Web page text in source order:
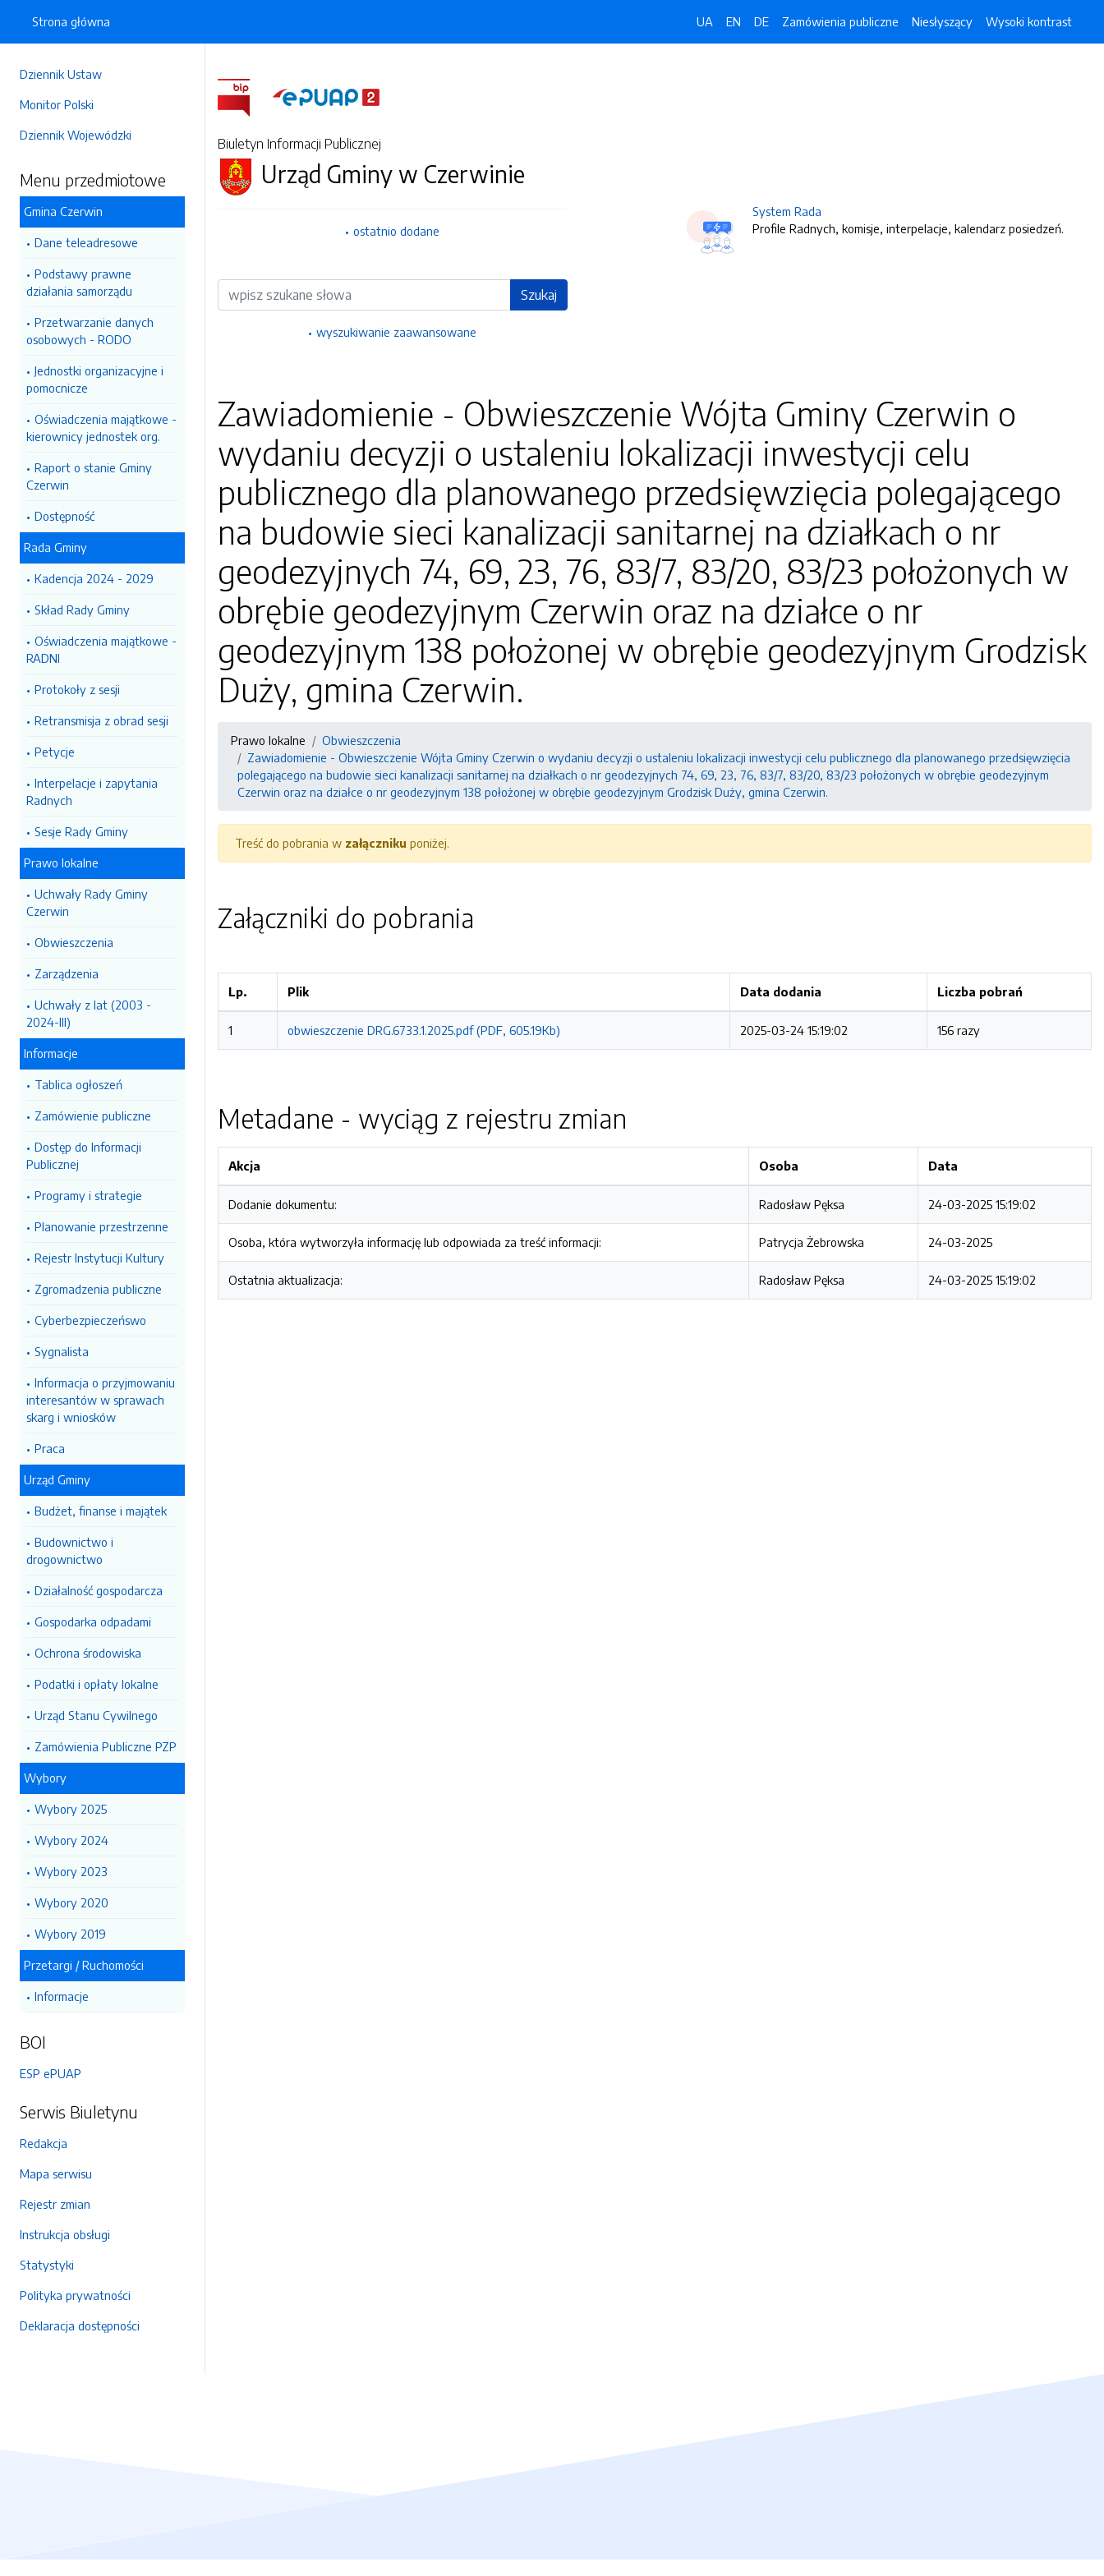
Dziennik Ustaw
Monitor Polski
Dziennik Wojewódzki
Menu przedmiotowe
Gmina Czerwin
Dane teleadresowe
Podstawy prawne
działania samorządu
Przetwarzanie danych
osobowych - RODO
Jednostki organizacyjne i
pomocnicze
Oświadczenia majątkowe -
kierownicy jednostek org.
Raport o stanie Gminy
Czerwin
Dostępność
Rada Gminy
Kadencja 2024 - 2029
Skład Rady Gminy
Oświadczenia majątkowe -
RADNI
Protokoły z sesji
Retransmisja z obrad sesji
Petycje
Interpelacje i zapytania
Radnych
Sesje Rady Gminy
Prawo lokalne
Uchwały Rady Gminy
Czerwin
Obwieszczenia
Zarządzenia
Uchwały z lat (2003 -
2024-III)
Informacje
Tablica ogłoszeń
Zamówienie publiczne
Dostęp do Informacji
Publicznej
Programy i strategie
Planowanie przestrzenne
Rejestr Instytucji Kultury
Zgromadzenia publiczne
Cyberbezpieczeńswo
Sygnalista
Informacja o przyjmowaniu
interesantów w sprawach
skarg i wniosków
Praca
Urząd Gminy
Budżet, finanse i majątek
Budownictwo i
drogownictwo
Działalność gospodarcza
Gospodarka odpadami
Ochrona środowiska
Podatki i opłaty lokalne
Urząd Stanu Cywilnego
Zamówienia Publiczne PZP
Wybory
Wybory 2025
Wybory 2024
Wybory 2023
Wybory 2020
Wybory 2019
Przetargi / Ruchomości
Informacje
BOI
ESP ePUAP
Serwis Biuletynu
Redakcja
Mapa serwisu
Rejestr zmian
Instrukcja obsługi
Statystyki
Polityka prywatności
Deklaracja dostępności
Strona główna UA EN DE Zamówienia publiczne Niesłyszący Wysoki kontrast
Biuletyn Informacji Publicznej
Urząd Gminy w Czerwinie
ostatnio dodane
Wyszukiwarka Szukaj
wyszukiwanie zaawansowane
System Rada
Profile Radnych, komisje, interpelacje, kalendarz posiedzeń.
Zawiadomienie - Obwieszczenie Wójta Gminy Czerwin o
wydaniu decyzji o ustaleniu lokalizacji inwestycji celu
publicznego dla planowanego przedsięwzięcia polegającego
na budowie sieci kanalizacji sanitarnej na działkach o nr
geodezyjnych 74, 69, 23, 76, 83/7, 83/20, 83/23 położonych w
obrębie geodezyjnym Czerwin oraz na działce o nr
geodezyjnym 138 położonej w obrębie geodezyjnym Grodzisk
Duży, gmina Czerwin.
Prawo lokalne
Obwieszczenia
Zawiadomienie - Obwieszczenie Wójta Gminy Czerwin o wydaniu decyzji o ustaleniu lokalizacji inwestycji celu publicznego dla planowanego przedsięwzięcia
polegającego na budowie sieci kanalizacji sanitarnej na działkach o nr geodezyjnych 74, 69, 23, 76, 83/7, 83/20, 83/23 położonych w obrębie geodezyjnym
Czerwin oraz na działce o nr geodezyjnym 138 położonej w obrębie geodezyjnym Grodzisk Duży, gmina Czerwin.
Treść do pobrania w załączniku poniżej.
Załączniki do pobrania
Lp. Plik Data dodania Liczba pobrań
1 obwieszczenie DRG.6733.1.2025.pdf (PDF, 605.19Kb) 2025-03-24 15:19:02 156 razy
Metadane - wyciąg z rejestru zmian
Akcja Osoba Data
Dodanie dokumentu: Radosław Pęksa 24-03-2025 15:19:02
Osoba, która wytworzyła informację lub odpowiada za treść informacji: Patrycja Żebrowska 24-03-2025
Ostatnia aktualizacja: Radosław Pęksa 24-03-2025 15:19:02